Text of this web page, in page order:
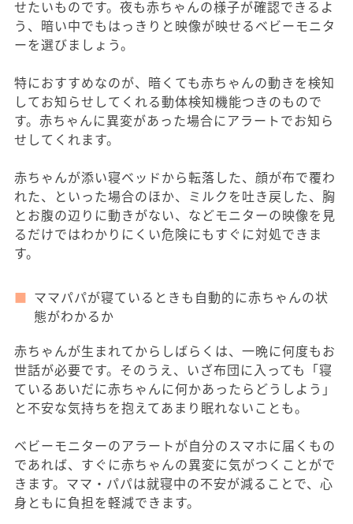
せたいものです。夜も赤ちゃんの様子が確認できるよ
う、暗い中でもはっきりと映像が映せるベビーモニタ
ーを選びましょう。
特におすすめなのが、暗くても赤ちゃんの動きを検知
してお知らせしてくれる動体検知機能つきのもので
す。赤ちゃんに異変があった場合にアラートでお知ら
せしてくれます。
赤ちゃんが添い寝ベッドから転落した、顔が布で覆わ
れた、といった場合のほか、ミルクを吐き戻した、胸
とお腹の辺りに動きがない、などモニターの映像を見
るだけではわかりにくい危険にもすぐに対処できま
す。
ママパパが寝ているときも自動的に赤ちゃんの状
態がわかるか
赤ちゃんが生まれてからしばらくは、一晩に何度もお
世話が必要です。そのうえ、いざ布団に入っても「寝
ているあいだに赤ちゃんに何かあったらどうしよう」
と不安な気持ちを抱えてあまり眠れないことも。
ベビーモニターのアラートが自分のスマホに届くもの
であれば、すぐに赤ちゃんの異変に気がつくことがで
きます。ママ・パパは就寝中の不安が減ることで、心
身ともに負担を軽減できます。